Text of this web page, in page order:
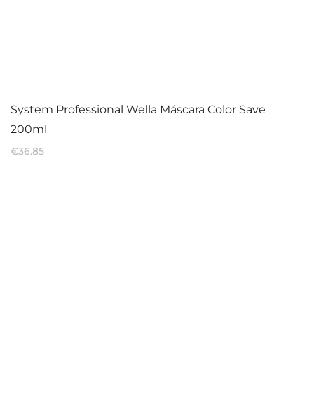
System Professional Wella Máscara Color Save
200ml
€36.85